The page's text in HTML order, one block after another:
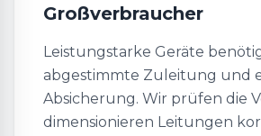
Großverbraucher
Leistungstarke Geräte
abgestimmte Zuleitung und
Absicherung. Wir prüfen die
dimensionieren Leitungen